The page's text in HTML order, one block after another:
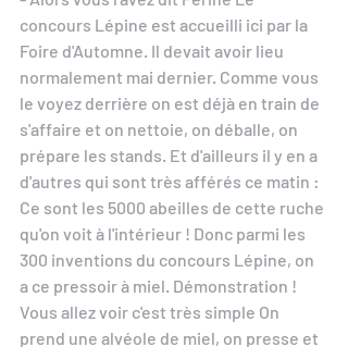
concours Lépine est accueilli ici par la
Foire d'Automne. Il devait avoir lieu
normalement mai dernier. Comme vous
le voyez derrière on est déjà en train de
s'affaire et on nettoie, on déballe, on
prépare les stands. Et d'ailleurs il y en a
d'autres qui sont très afférés ce matin :
Ce sont les 5000 abeilles de cette ruche
qu'on voit à l'intérieur ! Donc parmi les
300 inventions du concours Lépine, on
a ce pressoir à miel. Démonstration !
Vous allez voir c'est très simple On
prend une alvéole de miel, on presse et